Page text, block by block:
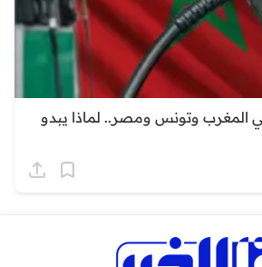
المغرب وتونس ومصر.. لماذا يبدو